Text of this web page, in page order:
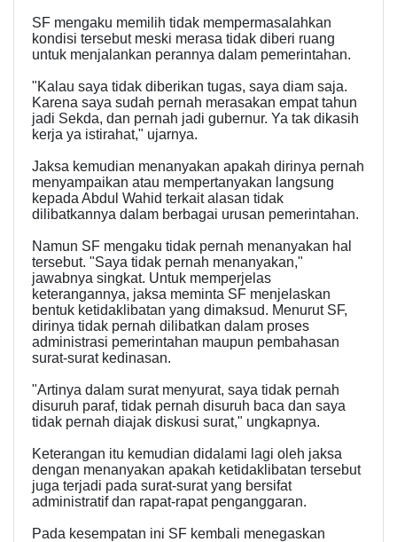
SF mengaku memilih tidak mempermasalahkan
kondisi tersebut meski merasa tidak diberi ruang
untuk menjalankan perannya dalam pemerintahan.
"Kalau saya tidak diberikan tugas, saya diam saja.
Karena saya sudah pernah merasakan empat tahun
jadi Sekda, dan pernah jadi gubernur. Ya tak dikasih
kerja ya istirahat," ujarnya.
Jaksa kemudian menanyakan apakah dirinya pernah
menyampaikan atau mempertanyakan langsung
kepada Abdul Wahid terkait alasan tidak
dilibatkannya dalam berbagai urusan pemerintahan.
Namun SF mengaku tidak pernah menanyakan hal
tersebut. "Saya tidak pernah menanyakan,"
jawabnya singkat. Untuk memperjelas
keterangannya, jaksa meminta SF menjelaskan
bentuk ketidaklibatan yang dimaksud. Menurut SF,
dirinya tidak pernah dilibatkan dalam proses
administrasi pemerintahan maupun pembahasan
surat-surat kedinasan.
"Artinya dalam surat menyurat, saya tidak pernah
disuruh paraf, tidak pernah disuruh baca dan saya
tidak pernah diajak diskusi surat," ungkapnya.
Keterangan itu kemudian didalami lagi oleh jaksa
dengan menanyakan apakah ketidaklibatan tersebut
juga terjadi pada surat-surat yang bersifat
administratif dan rapat-rapat penganggaran.
Pada kesempatan ini SF kembali menegaskan